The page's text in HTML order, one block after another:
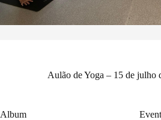
Aulão de Yoga – 15 de julho
Album